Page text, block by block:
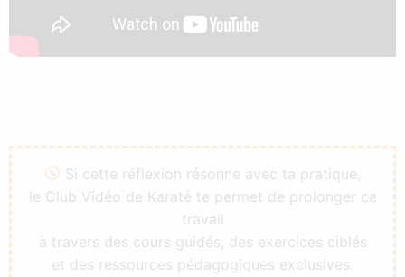
Si cette réflexion résonne avec ta pratique,
le Club Vidéo de Karaté te permet de prolonger ce
travail
à travers des cours guidés, des exercices ciblés
et des ressources pédagogiques exclusives.